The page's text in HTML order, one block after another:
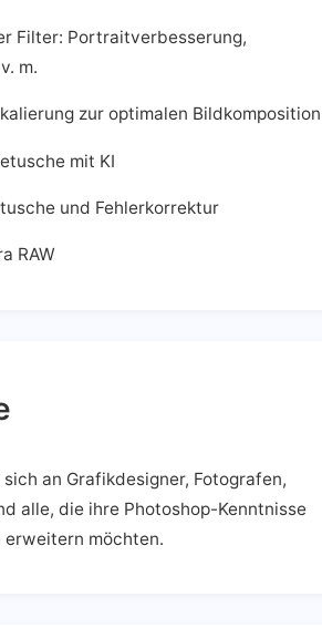
Filter: Portraitverbesserung,
m.
zur optimalen Bildkomposition
mit KI
und Fehlerkorrektur
RAW
an Grafikdesigner, Fotografen,
alle, die ihre Photoshop-Kenntnisse
erweitern möchten.